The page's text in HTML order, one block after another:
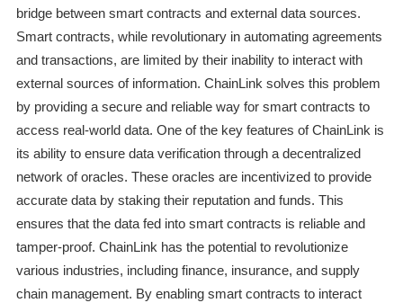
bridge between smart contracts and external data sources.
Smart contracts, while revolutionary in automating agreements
and transactions, are limited by their inability to interact with
external sources of information. ChainLink solves this problem
by providing a secure and reliable way for smart contracts to
access real-world data. One of the key features of ChainLink is
its ability to ensure data verification through a decentralized
network of oracles. These oracles are incentivized to provide
accurate data by staking their reputation and funds. This
ensures that the data fed into smart contracts is reliable and
tamper-proof. ChainLink has the potential to revolutionize
various industries, including finance, insurance, and supply
chain management. By enabling smart contracts to interact